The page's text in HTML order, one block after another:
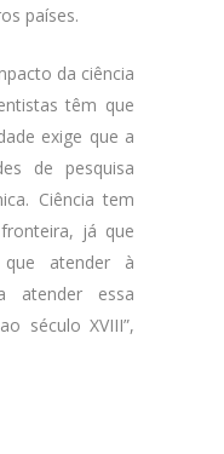
países.
da ciência
têm que
exige que a
de pesquisa
Ciência tem
já que
atender à
atender essa
século XVIII”,